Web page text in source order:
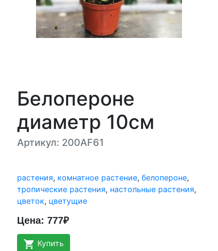
Белопероне
диаметр 10см
Артикул: 200AF61
растения, комнатное растение, белопероне,
тропические растения, настольные растения,
цветок, цветущие
Цена: 777₽
shopping_cart Купить